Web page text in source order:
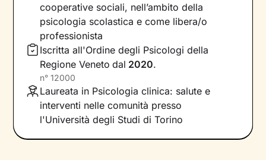
Per superare momenti difficili e raggiungere un
maggiore benessere bisogna comprendere
quali siano gli elementi che non ci
rappresentano più e quali i bisogni insoddisfatti
su cui lavorare. In base a questo si vanno a
individuare le risorse necessarie per farlo, che
sono già dentro di noi anche se spesso non ne
siamo consapevoli.
Il nostro percorso insieme si baserà su
cooperative sociali, nell’ambito della
psicologia scolastica e come libera/o
professionista
Iscritta all'Ordine degli Psicologi della
Regione Veneto dal 2020.
n° 12000
Laureata in Psicologia clinica: salute e
interventi nelle comunità presso
l'Università degli Studi di Torino